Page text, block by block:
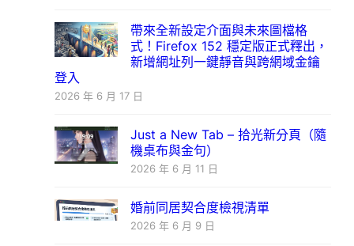
帶來全新設定介面與未來圖檔格
式！Firefox 152 穩定版正式釋出，
新增網址列一鍵靜音與跨網域金鑰
登入
2026 年 6 月 17 日
Just a New Tab – 拾光新分頁（隨
機桌布與金句）
2026 年 6 月 11 日
婚前同居契合度檢視清單
2026 年 6 月 9 日